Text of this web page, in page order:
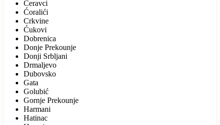
Ceravci
Ćoralići
Crkvine
Ćukovi
Dobrenica
Donje Prekounje
Donji Srbljani
Drmaljevo
Dubovsko
Gata
Golubić
Gornje Prekounje
Harmani
Hatinac